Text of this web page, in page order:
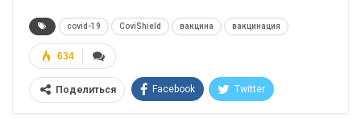
covid-19 CoviShield вакцина вакцинация
634
Поделиться Facebook Twitter